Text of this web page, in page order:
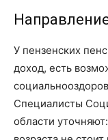
У пензенских
доход, есть
Специалисты
области